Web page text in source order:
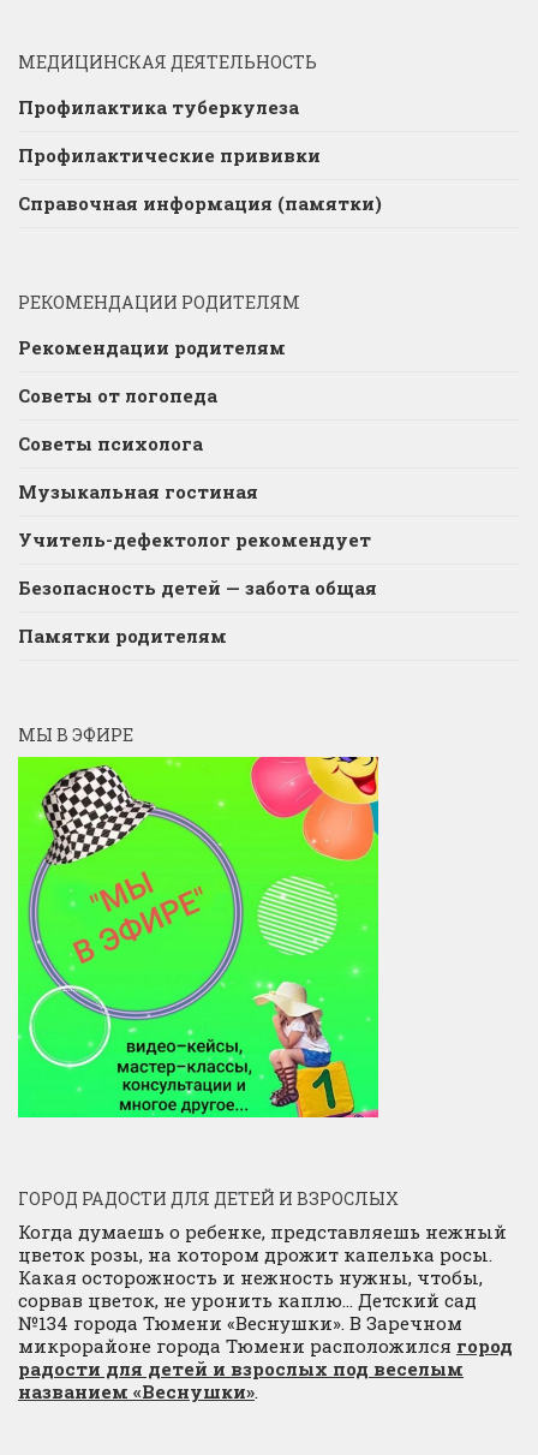
МЕДИЦИНСКАЯ ДЕЯТЕЛЬНОСТЬ
Профилактика туберкулеза
Профилактические прививки
Справочная информация (памятки)
РЕКОМЕНДАЦИИ РОДИТЕЛЯМ
Рекомендации родителям
Советы от логопеда
Советы психолога
Музыкальная гостиная
Учитель-дефектолог рекомендует
Безопасность детей — забота общая
Памятки родителям
МЫ В ЭФИРЕ
ГОРОД РАДОСТИ ДЛЯ ДЕТЕЙ И ВЗРОСЛЫХ
Когда думаешь о ребенке, представляешь нежный
цветок розы, на котором дрожит капелька росы.
Какая осторожность и нежность нужны, чтобы,
сорвав цветок, не уронить каплю… Детский сад
№134 города Тюмени «Веснушки». В Заречном
микрорайоне города Тюмени расположился город
радости для детей и взрослых под веселым
названием «Веснушки».